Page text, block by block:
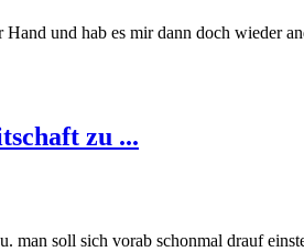
Hand und hab es mir dann doch wieder
zu ...
man soll sich vorab schonmal drauf